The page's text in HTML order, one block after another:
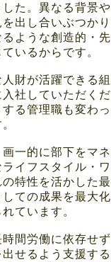
た。異なる背景
出し合いぶつか
ような創造的・
いるからです。
財が活躍できる
社していただく
る管理職も変わ
一的に部下をマ
イフスタイル・
特性を活かした
しての成果を最大
ています。
間労働に依存せ
せるよう支援す